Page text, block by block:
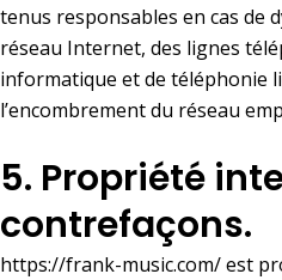
tenus responsables en cas de
réseau Internet, des lignes
informatique et de téléphonie
l’encombrement du réseau
5. Propriété
contrefaçons.
https://frank-music.com/est